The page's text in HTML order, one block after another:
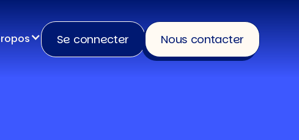
Se connecter Nous contacter